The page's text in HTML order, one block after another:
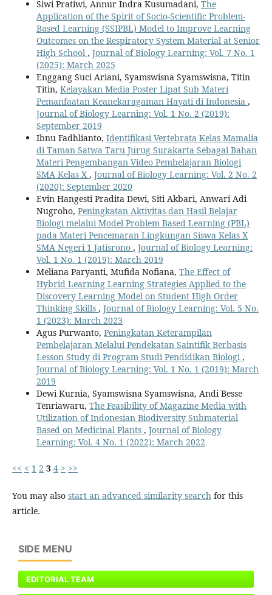
Siwi Pratiwi, Annur Indra Kusumadani, The
Application of the Spirit of Socio-Scientific Problem-
Based Learning (SSIPBL) Model to Improve Learning
Outcomes on the Respiratory System Material at Senior
High School , Journal of Biology Learning: Vol. 7 No. 1
(2025): March 2025
Enggang Suci Ariani, Syamswisna Syamswisna, Titin
Titin, Kelayakan Media Poster Lipat Sub Materi
Pemanfaatan Keanekaragaman Hayati di Indonesia ,
Journal of Biology Learning: Vol. 1 No. 2 (2019):
September 2019
Ibnu Fadhlianto, Identifikasi Vertebrata Kelas Mamalia
di Taman Satwa Taru Jurug Surakarta Sebagai Bahan
Materi Pengembangan Video Pembelajaran Biologi
SMA Kelas X , Journal of Biology Learning: Vol. 2 No. 2
(2020): September 2020
Evin Hangesti Pradita Dewi, Siti Akbari, Anwari Adi
Nugroho, Peningkatan Aktivitas dan Hasil Belajar
Biologi melalui Model Problem Based Learning (PBL)
pada Materi Pencemaran Lingkungan Siswa Kelas X
SMA Negeri 1 Jatisrono , Journal of Biology Learning:
Vol. 1 No. 1 (2019): March 2019
Meliana Paryanti, Mufida Nofiana, The Effect of
Hybrid Learning Learning Strategies Applied to the
Discovery Learning Model on Student High Order
Thinking Skills , Journal of Biology Learning: Vol. 5 No.
1 (2023): March 2023
Agus Purwanto, Peningkatan Keterampilan
Pembelajaran Melalui Pendekatan Saintifik Berbasis
Lesson Study di Program Studi Pendidikan Biologi ,
Journal of Biology Learning: Vol. 1 No. 1 (2019): March
2019
Dewi Kurnia, Syamswisna Syamswisna, Andi Besse
Tenriawaru, The Feasibility of Magazine Media with
Utilization of Indonesian Biodiversity Submaterial
Based on Medicinal Plants , Journal of Biology
Learning: Vol. 4 No. 1 (2022): March 2022
<< < 1 2 3 4 > >>
You may also start an advanced similarity search for this
article.
SIDE MENU
EDITORIAL TEAM